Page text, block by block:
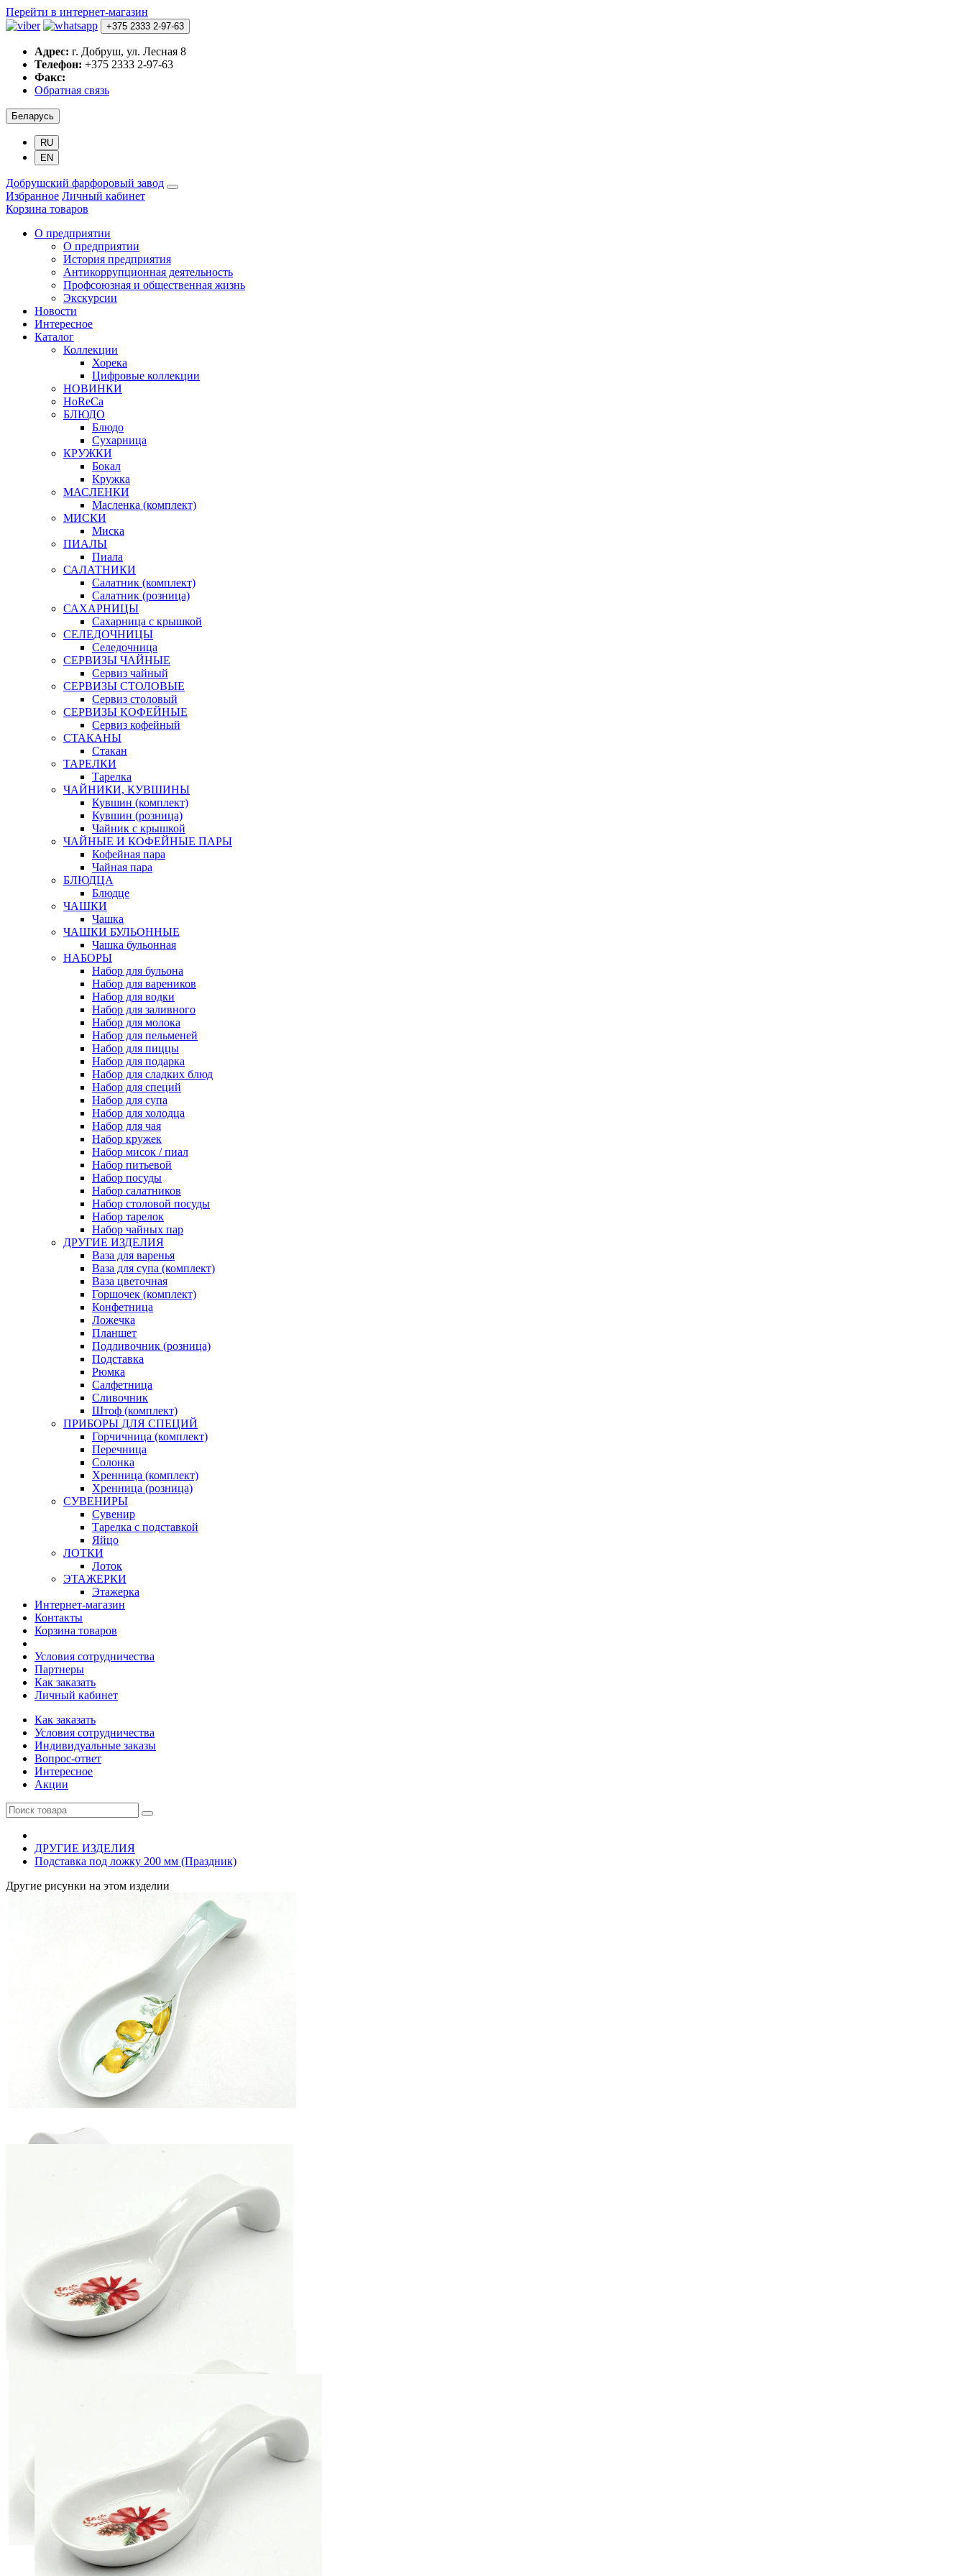
Перейти в интернет-магазин
+375 2333 2-97-63
Адрес: г. Добруш, ул. Лесная 8
Телефон: +375 2333 2-97-63
Факс:
Обратная связь
Беларусь
RU
EN
Добрушский фарфоровый завод
Избранное Личный кабинет
Корзина товаров
О предприятии
О предприятии
История предприятия
Антикоррупционная деятельность
Профсоюзная и общественная жизнь
Экскурсии
Новости
Интересное
Каталог
Коллекции
Хорека
Цифровые коллекции
НОВИНКИ
HoReCa
БЛЮДО
Блюдо
Сухарница
КРУЖКИ
Бокал
Кружка
МАСЛЕНКИ
Масленка (комплект)
МИСКИ
Миска
ПИАЛЫ
Пиала
САЛАТНИКИ
Салатник (комплект)
Салатник (розница)
САХАРНИЦЫ
Сахарница с крышкой
СЕЛЕДОЧНИЦЫ
Селедочница
СЕРВИЗЫ ЧАЙНЫЕ
Сервиз чайный
СЕРВИЗЫ СТОЛОВЫЕ
Сервиз столовый
СЕРВИЗЫ КОФЕЙНЫЕ
Сервиз кофейный
СТАКАНЫ
Стакан
ТАРЕЛКИ
Тарелка
ЧАЙНИКИ, КУВШИНЫ
Кувшин (комплект)
Кувшин (розница)
Чайник с крышкой
ЧАЙНЫЕ И КОФЕЙНЫЕ ПАРЫ
Кофейная пара
Чайная пара
БЛЮДЦА
Блюдце
ЧАШКИ
Чашка
ЧАШКИ БУЛЬОННЫЕ
Чашка бульонная
НАБОРЫ
Набор для бульона
Набор для вареников
Набор для водки
Набор для заливного
Набор для молока
Набор для пельменей
Набор для пиццы
Набор для подарка
Набор для сладких блюд
Набор для специй
Набор для супа
Набор для холодца
Набор для чая
Набор кружек
Набор мисок / пиал
Набор питьевой
Набор посуды
Набор салатников
Набор столовой посуды
Набор тарелок
Набор чайных пар
ДРУГИЕ ИЗДЕЛИЯ
Ваза для варенья
Ваза для супа (комплект)
Ваза цветочная
Горшочек (комплект)
Конфетница
Ложечка
Планшет
Подливочник (розница)
Подставка
Рюмка
Салфетница
Сливочник
Штоф (комплект)
ПРИБОРЫ ДЛЯ СПЕЦИЙ
Горчичница (комплект)
Перечница
Солонка
Хренница (комплект)
Хренница (розница)
СУВЕНИРЫ
Сувенир
Тарелка с подставкой
Яйцо
ЛОТКИ
Лоток
ЭТАЖЕРКИ
Этажерка
Интернет-магазин
Контакты
Корзина товаров
Условия сотрудничества
Партнеры
Как заказать
Личный кабинет
Как заказать
Условия сотрудничества
Индивидуальные заказы
Вопрос-ответ
Интересное
Акции
ДРУГИЕ ИЗДЕЛИЯ
Подставка под ложку 200 мм (Праздник)
Другие рисунки на этом изделии